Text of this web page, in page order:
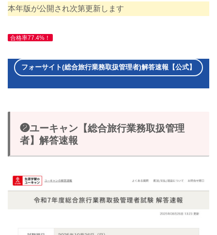
本年版が公開され次第更新します
合格率77.4%！
フォーサイト(総合旅行業務取扱管理者)解答速報【公式】
❷ユーキャン【総合旅行業務取扱管理
者】解答速報